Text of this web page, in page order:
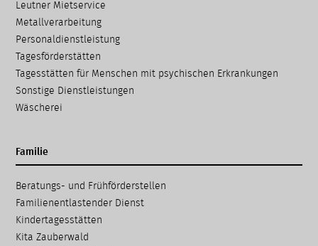
Leutner Mietservice
Metallverarbeitung
Personaldienstleistung
Tagesförderstätten
Tagesstätten für Menschen mit psychischen Erkrankungen
Sonstige Dienstleistungen
Wäscherei
Familie
Navigation
überspringen
Beratungs- und Frühförder­stellen
Familien­entlastender Dienst
Kinder­tages­stätten
Kita Zauberwald